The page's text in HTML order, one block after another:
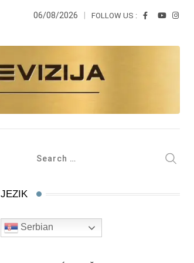
06/08/2026 FOLLOW US :
JEZIK
Serbian